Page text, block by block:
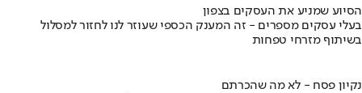
הסיוע שמניע את העסקים בצפון
בעלי עסקים מספרים - זה המענק הכספי שעוזר לנו לחזור למסלול
בשיתוף מזרחי טפחות
נקיון פסח - לא מה שהכרתם